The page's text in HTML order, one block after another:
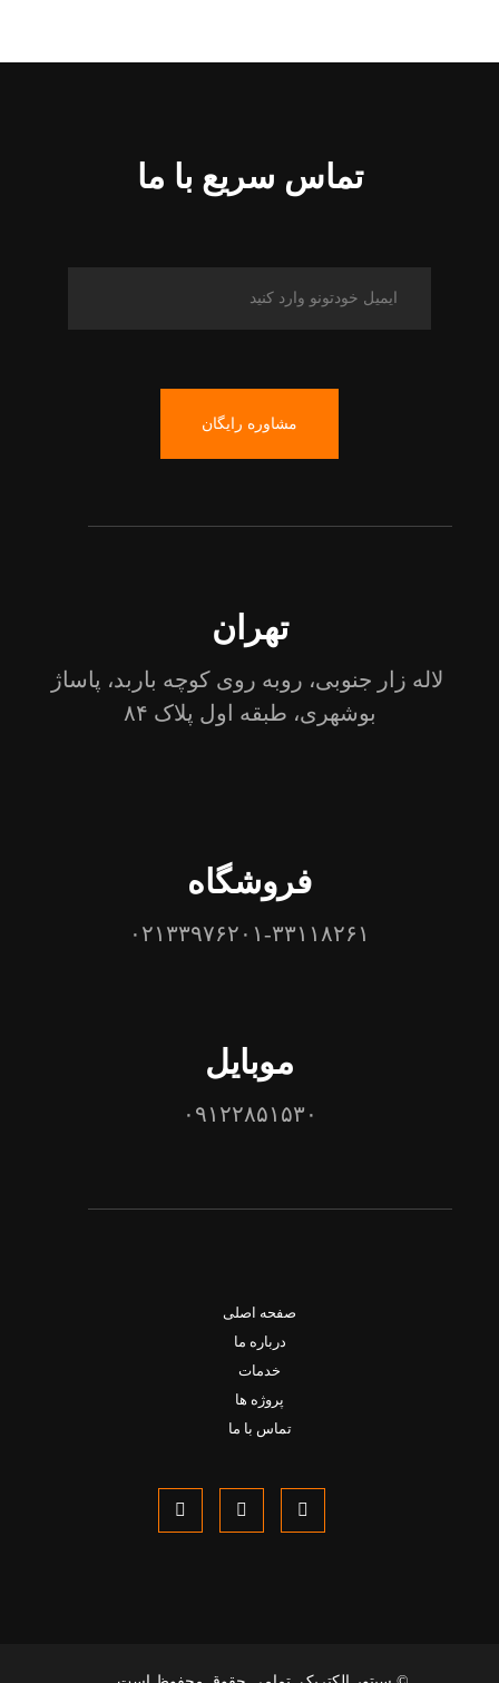
تماس سریع با ما
مشاوره رایگان
تهران
لاله زار جنوبی، روبه روی کوچه باربد، پاساژ
بوشهری، طبقه اول پلاک ۸۴
فروشگاه
۰۲۱۳۳۹۷۶۲۰۱-۳۳۱۱۸۲۶۱
موبایل
۰۹۱۲۲۸۵۱۵۳۰
صفحه اصلی
درباره ما
خدمات
پروژه ها
تماس با ما